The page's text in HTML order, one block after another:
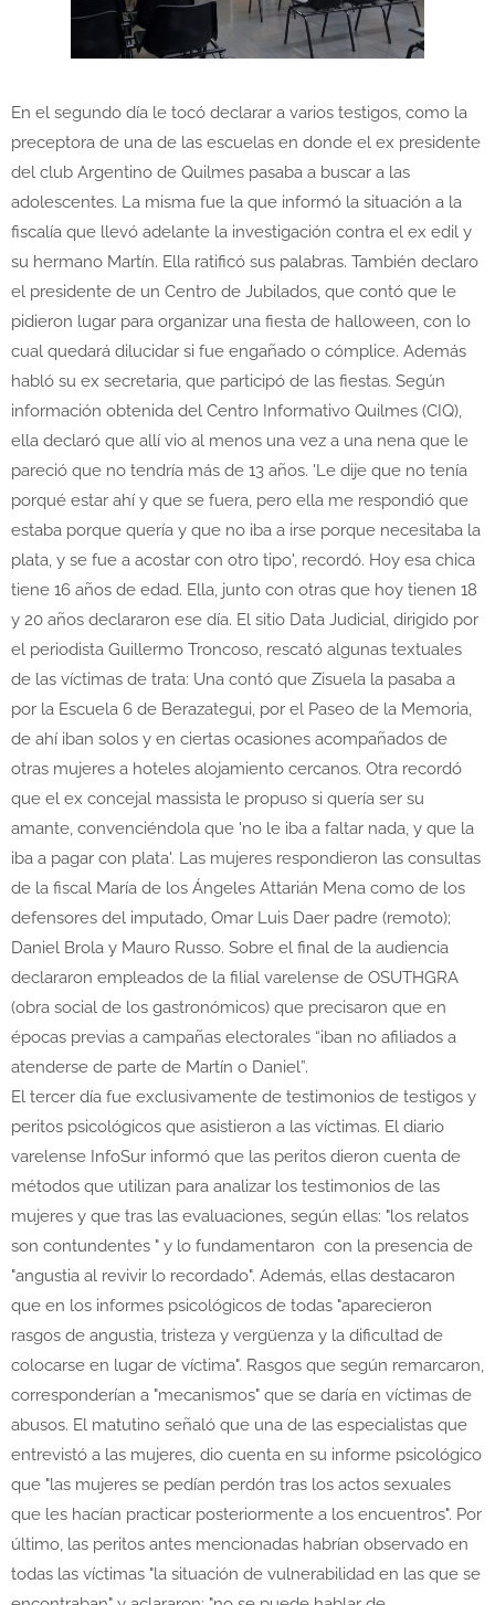
En el segundo día le tocó declarar a varios testigos, como la
preceptora de una de las escuelas en donde el ex presidente
del club Argentino de Quilmes pasaba a buscar a las
adolescentes. La misma fue la que informó la situación a la
fiscalía que llevó adelante la investigación contra el ex edil y
su hermano Martín. Ella ratificó sus palabras. También declaro
el presidente de un Centro de Jubilados, que contó que le
pidieron lugar para organizar una fiesta de halloween, con lo
cual quedará dilucidar si fue engañado o cómplice. Además
habló su ex secretaria, que participó de las fiestas. Según
información obtenida del Centro Informativo Quilmes (CIQ),
ella declaró que allí vio al menos una vez a una nena que le
pareció que no tendría más de 13 años. 'Le dije que no tenía
porqué estar ahí y que se fuera, pero ella me respondió que
estaba porque quería y que no iba a irse porque necesitaba la
plata, y se fue a acostar con otro tipo', recordó. Hoy esa chica
tiene 16 años de edad. Ella, junto con otras que hoy tienen 18
y 20 años declararon ese día. El sitio Data Judicial, dirigido por
el periodista Guillermo Troncoso, rescató algunas textuales
de las víctimas de trata: Una contó que Zisuela la pasaba a
por la Escuela 6 de Berazategui, por el Paseo de la Memoria,
de ahí iban solos y en ciertas ocasiones acompañados de
otras mujeres a hoteles alojamiento cercanos. Otra recordó
que el ex concejal massista le propuso si quería ser su
amante, convenciéndola que 'no le iba a faltar nada, y que la
iba a pagar con plata'. Las mujeres respondieron las consultas
de la fiscal María de los Ángeles Attarián Mena como de los
defensores del imputado, Omar Luis Daer padre (remoto);
Daniel Brola y Mauro Russo. Sobre el final de la audiencia
declararon empleados de la filial varelense de OSUTHGRA
(obra social de los gastronómicos) que precisaron que en
épocas previas a campañas electorales “iban no afiliados a
atenderse de parte de Martín o Daniel”.
El tercer día fue exclusivamente de testimonios de testigos y
peritos psicológicos que asistieron a las víctimas. El diario
varelense InfoSur informó que las peritos dieron cuenta de
métodos que utilizan para analizar los testimonios de las
mujeres y que tras las evaluaciones, según ellas: "los relatos
son contundentes " y lo fundamentaron con la presencia de
"angustia al revivir lo recordado". Además, ellas destacaron
que en los informes psicológicos de todas "aparecieron
rasgos de angustia, tristeza y vergüenza y la dificultad de
colocarse en lugar de víctima". Rasgos que según remarcaron,
corresponderían a "mecanismos" que se daría en víctimas de
abusos. El matutino señaló que una de las especialistas que
entrevistó a las mujeres, dio cuenta en su informe psicológico
que "las mujeres se pedían perdón tras los actos sexuales
que les hacían practicar posteriormente a los encuentros". Por
último, las peritos antes mencionadas habrían observado en
todas las víctimas "la situación de vulnerabilidad en las que se